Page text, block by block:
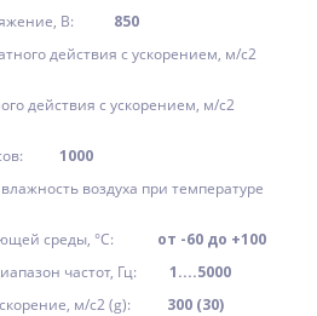
В: 850
действия с ускорением, м/с2
действия с ускорением, м/с2
1000
воздуха при температуре
среды, °C: от -60 до +100
частот, Гц: 1....5000
м/с2 (g): 300 (30)